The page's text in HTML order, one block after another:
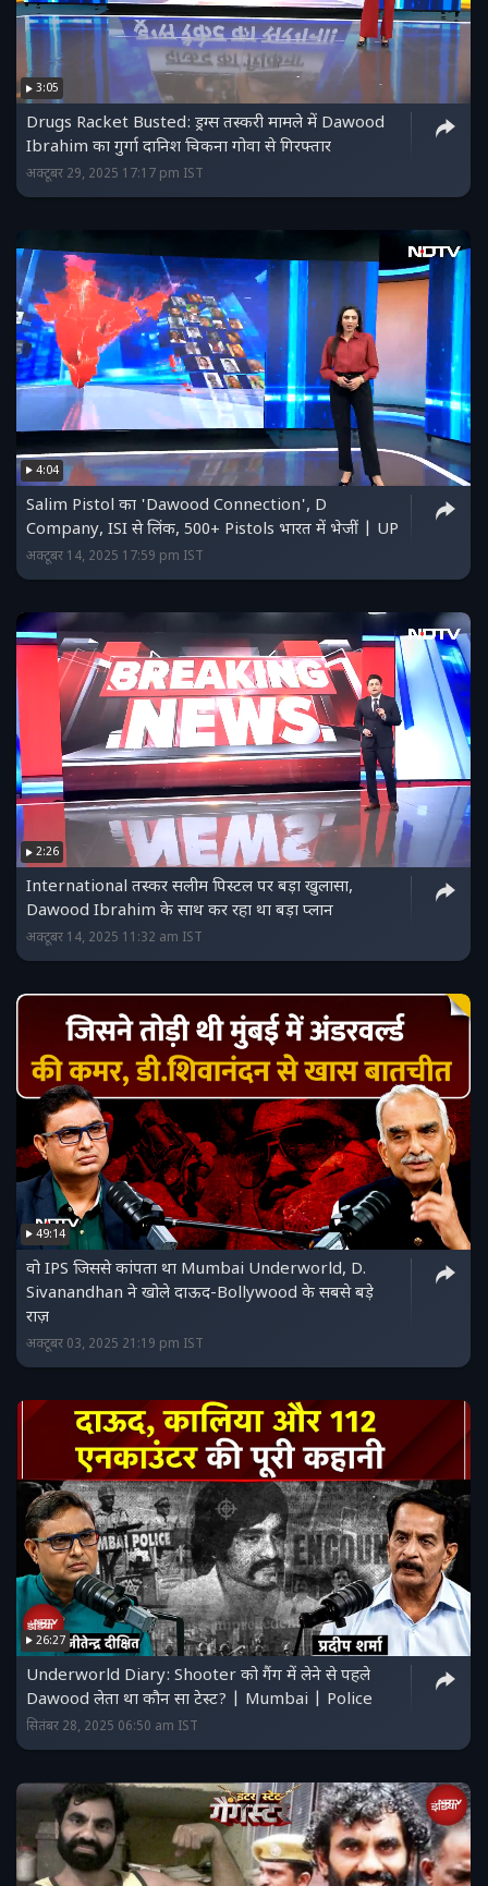
3:05
Drugs Racket Busted: ड्रग्स तस्करी मामले में Dawood
Ibrahim का गुर्गा दानिश चिकना गोवा से गिरफ्तार
अक्टूबर 29, 2025 17:17 pm IST
4:04
Salim Pistol का 'Dawood Connection', D
Company, ISI से लिंक, 500+ Pistols भारत में भेजीं | UP
अक्टूबर 14, 2025 17:59 pm IST
2:26
International तस्कर सलीम पिस्टल पर बड़ा खुलासा,
Dawood Ibrahim के साथ कर रहा था बड़ा प्लान
अक्टूबर 14, 2025 11:32 am IST
49:14
वो IPS जिससे कांपता था Mumbai Underworld, D.
Sivanandhan ने खोले दाऊद-Bollywood के सबसे बड़े
राज़
अक्टूबर 03, 2025 21:19 pm IST
26:27
Underworld Diary: Shooter को गैंग में लेने से पहले
Dawood लेता था कौन सा टेस्ट? | Mumbai | Police
सितंबर 28, 2025 06:50 am IST